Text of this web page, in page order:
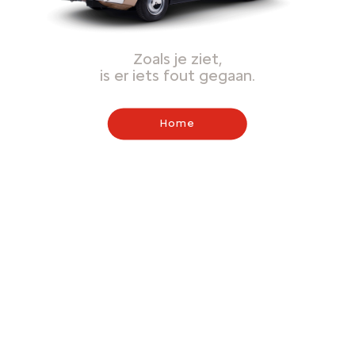
Zoals je ziet,
is er iets fout gegaan.
Home